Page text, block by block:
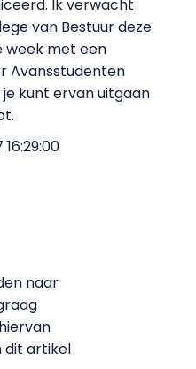
Ik verwacht
van Bestuur deze
week met een
Avansstudenten
kunt ervan uitgaan
naar
dit artikel